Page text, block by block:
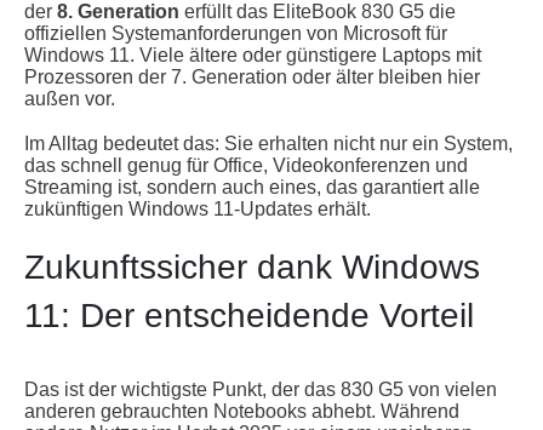
der 8. Generation erfüllt das EliteBook 830 G5 die
offiziellen Systemanforderungen von Microsoft für
Windows 11. Viele ältere oder günstigere Laptops mit
Prozessoren der 7. Generation oder älter bleiben hier
außen vor.
Im Alltag bedeutet das: Sie erhalten nicht nur ein System,
das schnell genug für Office, Videokonferenzen und
Streaming ist, sondern auch eines, das garantiert alle
zukünftigen Windows 11-Updates erhält.
Zukunftssicher dank Windows
11: Der entscheidende Vorteil
Das ist der wichtigste Punkt, der das 830 G5 von vielen
anderen gebrauchten Notebooks abhebt. Während